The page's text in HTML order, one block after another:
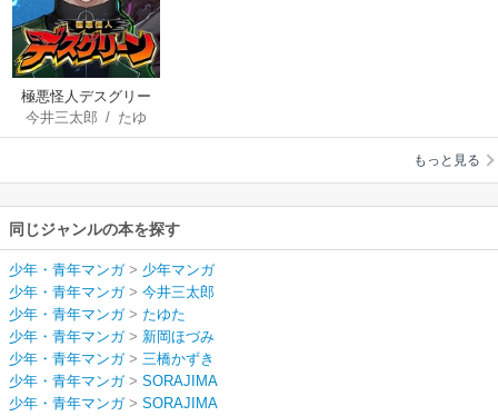
極悪怪人デスグリー
ン
今井三太郎 / たゆ
た/新岡ほづみ/三
A
もっと見る
同じジャンルの本を探す
少年・青年マンガ> 少年マンガ
少年・青年マンガ> 今井三太郎
少年・青年マンガ> たゆた
少年・青年マンガ> 新岡ほづみ
少年・青年マンガ> 三橋かずき
少年・青年マンガ> SORAJIMA
少年・青年マンガ> SORAJIMA